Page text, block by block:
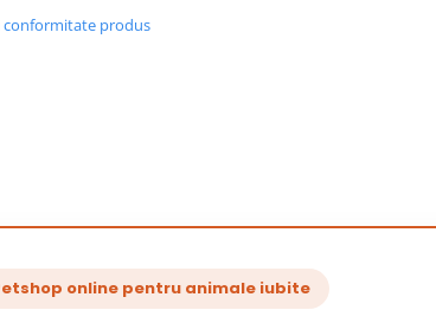
produs
online pentru animale iubite